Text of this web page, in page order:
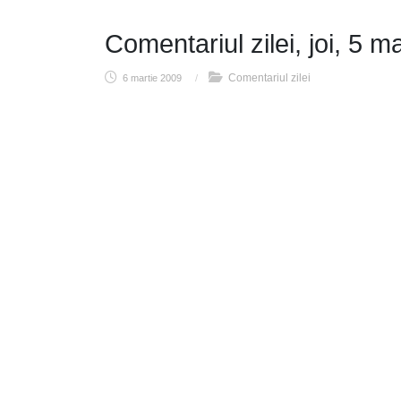
Comentariul zilei, joi, 5
6 martie 2009 / Comentariul zilei